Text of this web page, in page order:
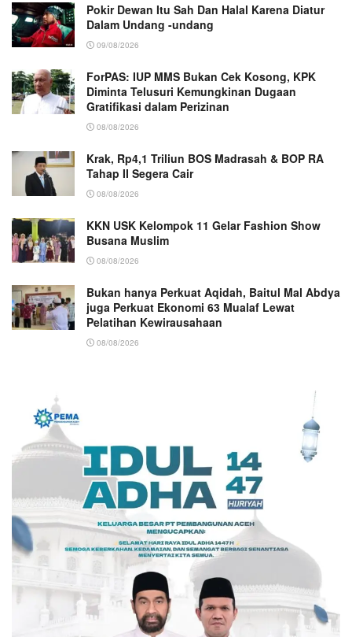
Pokir Dewan Itu Sah Dan Halal Karena Diatur
Dalam Undang -undang
09/08/2026
ForPAS: IUP MMS Bukan Cek Kosong, KPK
Diminta Telusuri Kemungkinan Dugaan
Gratifikasi dalam Perizinan
08/08/2026
Krak, Rp4,1 Triliun BOS Madrasah & BOP RA
Tahap II Segera Cair
08/08/2026
KKN USK Kelompok 11 Gelar Fashion Show
Busana Muslim
08/08/2026
Bukan hanya Perkuat Aqidah, Baitul Mal Abdya
juga Perkuat Ekonomi 63 Mualaf Lewat
Pelatihan Kewirausahaan
08/08/2026